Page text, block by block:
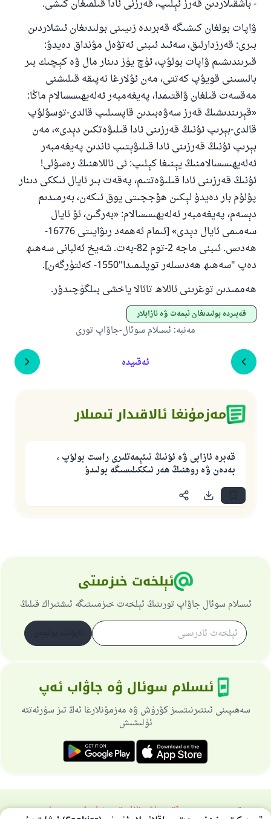
- باشقىلاردىن قەرز ئېلىپ، قەرزنى ئادا قىلمىغان كىشى.
ۋاپات بولغان كىشىگە قەبرىدە زىيىنى بولىدىغان ئىشلاردىن
بىرى: قەرزدارلىق، سەئىد ئىبنى ئەتۋەل مۇنداق دەيدۇ:
قىرىندىشىم ۋاپات بولۇپ، ئۈچ يۈز دىنار مال ۋە كېچىك بىر
بالىسىنى قويۇپ كەتتى، مەن ئۇلارغا نەپىقە قىلىشنى
مەقسەت قىلغان ۋاقتىمدا، پەيغەمبەر ئەلەيھىسسالام ماڭا:
«قېرىندىشىڭ قەرز سەۋەبىدىن قاپسىلىپ قالدى-توسۇلۇپ
قالدى-بېرىپ ئۇنىڭ قەرزىنى ئادا قىلىۋەتكىن دېدى»، مەن
بېرىپ ئۇنىڭ قەرزىنى ئادا قىلىۋېتىپ ئاندىن پەيغەمبەر
ئەلەيھىسسالامنىڭ يېنىغا كېلىپ: ئى ئاللاھنىڭ رەسۇلى!
ئۇنىڭ قەرزىنى ئادا قىلىۋەتتىم، پەقەت بىر ئايال ئىككى دىنار
پۇلۇم بار دەيدۇ لېكىن ھۆججىتى يوق ئىكەن، بەرمىدىم
دېسەم، پەيغەمبەر ئەلەيھىسسالام: «بەرگىن، ئۇ ئايال
سەمىمى ئايال دېدى» [ئىمام ئەھمەد رىۋايىتى 16776-
ھەدىس. ئىبنى ماجە 2-توم 82-بەت. شەيخ ئەلبانى سەھىھ
دەپ "سەھىھ ھەدىسلەر توپلىمىدا"1550- كەلتۈرگەن].
ھەممىدىن توغرىنى ئاللاھ تائالا ياخشى بىلگۈچىدۇر.
قەبىردە بولىدىغان نېمەت ۋە ئازابلار
مەنبە: ئىسلام سوئال-جاۋاپ تورى
ئەقىيدە
مەزمۇنغا ئالاقىدار تىمىلار
قەبرە ئازابى ۋە ئۇنىڭ نىئېمەتلىرى راست بولۇپ ،
بەدەن ۋە روھنىڭ ھەر ئىككىلىسىگە بولىدۇ
ئېلخەت خىزمىتى
ئىسلام سوئال جاۋاپ تورىنىڭ ئېلخەت خىزمىىتىگە ئىشتىراك قىلىڭ
ئىسلام سوئال ۋە جاۋاب ئەپ
سەھىپىنى ئىنتىرنىتسىز كۆرۈش ۋە مەزمۇنلارغا ئەڭ تىز سۈرئەتتە
ئۈلىشىش
تورسەھىپىسى ھەققىدەباش نازارەتچىخۇسۇسىي سىياسەت